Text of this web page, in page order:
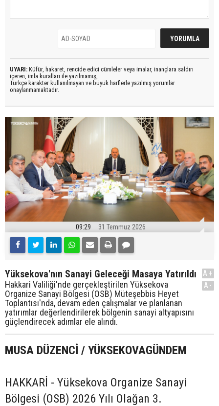
UYARI: Küfür, hakaret, rencide edici cümleler veya imalar, inançlara saldırı
içeren, imla kuralları ile yazılmamış,
Türkçe karakter kullanılmayan ve büyük harflerle yazılmış yorumlar
onaylanmamaktadır.
09:29 31 Temmuz 2026
Yüksekova'nın Sanayi Geleceği Masaya Yatırıldı
Hakkari Valiliği'nde gerçekleştirilen Yüksekova
Organize Sanayi Bölgesi (OSB) Müteşebbis Heyet
Toplantısı'nda, devam eden çalışmalar ve planlanan
yatırımlar değerlendirilerek bölgenin sanayi altyapısını
güçlendirecek adımlar ele alındı.
A+
A-
MUSA DÜZENCİ / YÜKSEKOVAGÜNDEM
HAKKARİ - Yüksekova Organize Sanayi
Bölgesi (OSB) 2026 Yılı Olağan 3.